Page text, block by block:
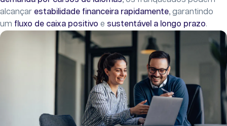
alcançar estabilidade financeira rapidamente, garantindo
um fluxo de caixa positivo e sustentável a longo prazo.